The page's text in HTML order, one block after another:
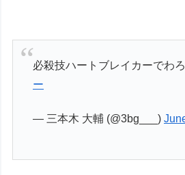
必殺技ハートブレイカーでわ
ー
— 三本木 大輔 (@3bg___)